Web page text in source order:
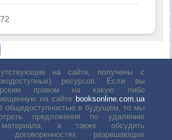
на сайте, получены с
ресурсов. Если вы
правом на какую либо
на сайте booksonline.com.ua
общедоступностью в будущем, то мы
предложения по удалению
материала, а также обсудить
разрешающих